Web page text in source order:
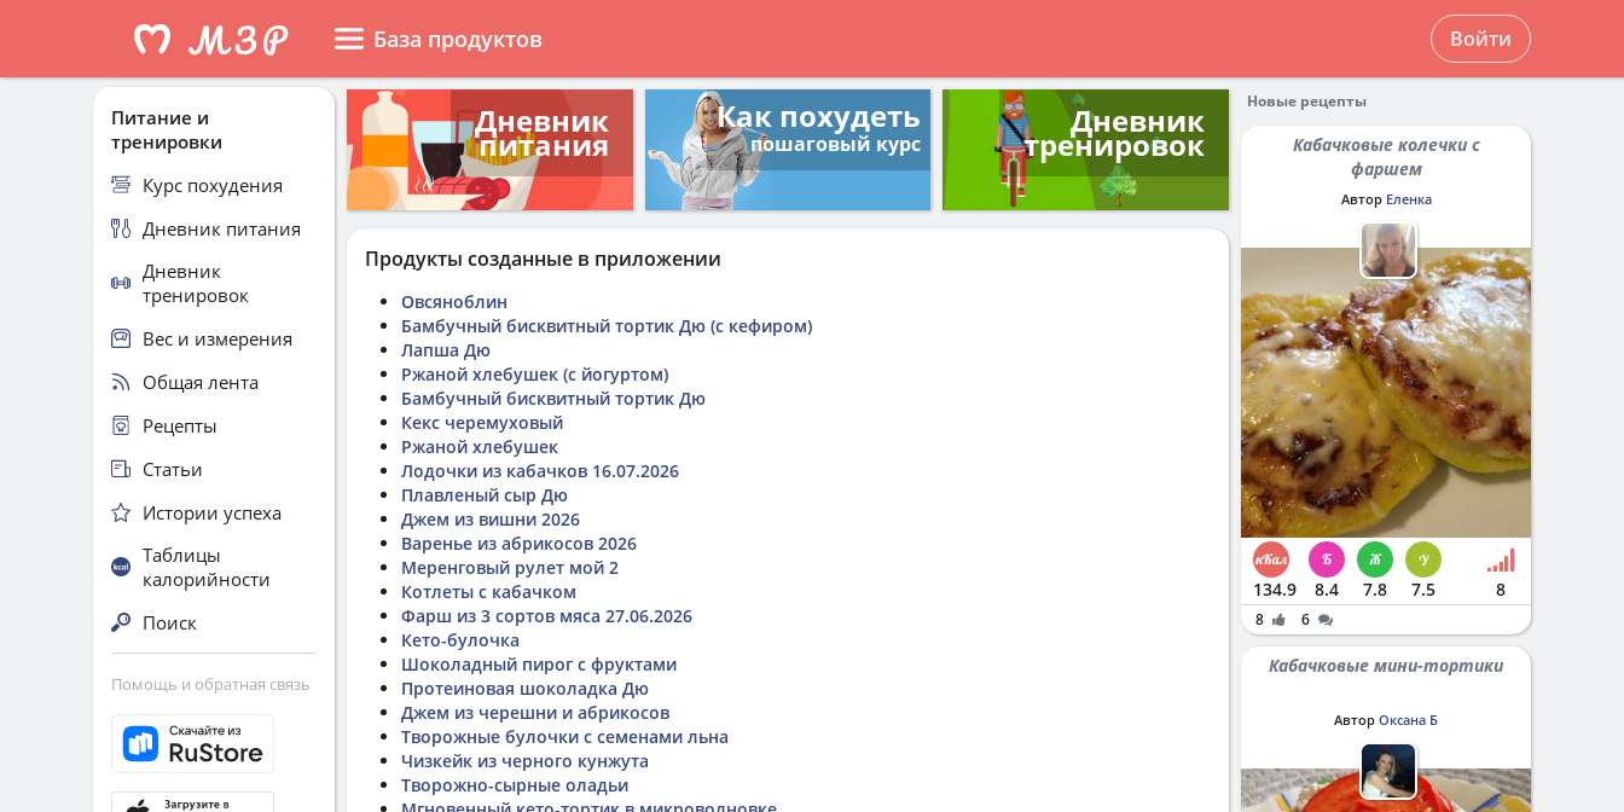
База продуктов Войти
Дневник
питания
Как похудеть
пошаговый курс
Дневник
тренировок
Продукты созданные в приложении
Овсяноблин
Бамбучный бисквитный тортик Дю (с кефиром)
Лапша Дю
Ржаной хлебушек (с йогуртом)
Бамбучный бисквитный тортик Дю
Кекс черемуховый
Ржаной хлебушек
Лодочки из кабачков 16.07.2026
Плавленый сыр Дю
Джем из вишни 2026
Варенье из абрикосов 2026
Меренговый рулет мой 2
Котлеты с кабачком
Фарш из 3 сортов мяса 27.06.2026
Кето-булочка
Шоколадный пирог с фруктами
Протеиновая шоколадка Дю
Джем из черешни и абрикосов
Творожные булочки с семенами льна
Чизкейк из черного кунжута
Творожно-сырные оладьи
Питание и
тренировки
Курс похудения
Дневник питания
Дневник
тренировок
Вес и измерения
Общая лента
Рецепты
Статьи
Истории успеха
Таблицы
калорийности
Поиск
Помощь и обратная связь
Новые рецепты
Кабачковые колечки с
фаршем
Автор Еленка
134.9 8.4 7.8 7.5 8
8 6
Кабачковые мини-тортики
Автор Оксана Б